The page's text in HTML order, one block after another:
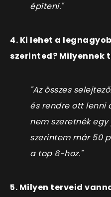
építeni."
4. Ki lehet a
szerinted? Milyennek
"Az összes
és rendre ott lenni
nem szeretnék
szerintem már 50
a top 6-hoz."
5. Milyen terveid